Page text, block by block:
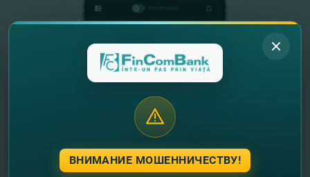
ВНИМАНИЕ МОШЕННИЧЕСТВУ!